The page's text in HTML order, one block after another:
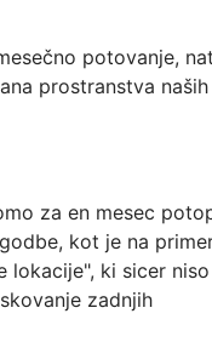
potovanje,
prostranstva naših
za en mesec
kot je na
lokacije", ki sicer niso
zadnjih